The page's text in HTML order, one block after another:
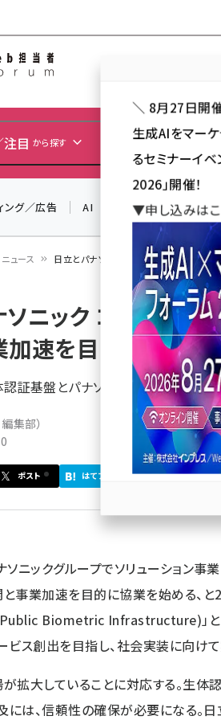
Web担当者Forum
注目 から探す カテゴリ／種
ング／広告 AI SNS アクセス解
ニュース 日立とパナソニック コネクトが生体認証
ニック コネクトが
加速を目的に協業開
証基盤とパナソニック コネクトの顔
集部）
ポスト はてブ Bluesky
ソニックグループでソリューション事
事業加速を目的に協業を始める、
Biometric Infrastructure)」と
ビス創出を目指し、社会実装に向け
拡大していることに対応する。生
及には、信頼性の確保が必要になる
＼ 8月27日開
生成AIをマー
るセミナーイ
2026」開催！
▼申し込みは